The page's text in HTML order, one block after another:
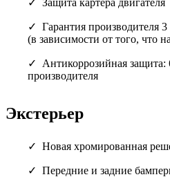
Защита картера двигателя
Гарантия производителя
(в зависимости от того, что
Антикоррозийная защита:
производителя
Экстерьер
Новая хромированная
Передние и задние